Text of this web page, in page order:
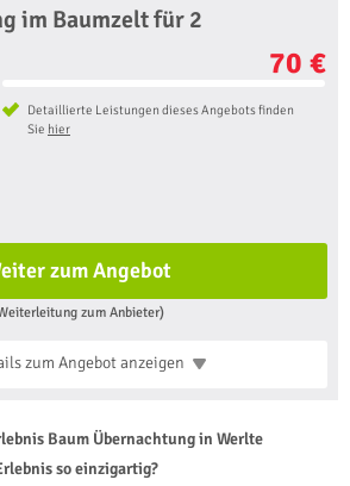
im Baumzelt für 2
70 €
Detaillierte Leistungen dieses Angebots finden
Sie hier
zum Angebot
zum Anbieter)
zum Angebotanzeigen
Baum Übernachtung in Werlte
so einzigartig?